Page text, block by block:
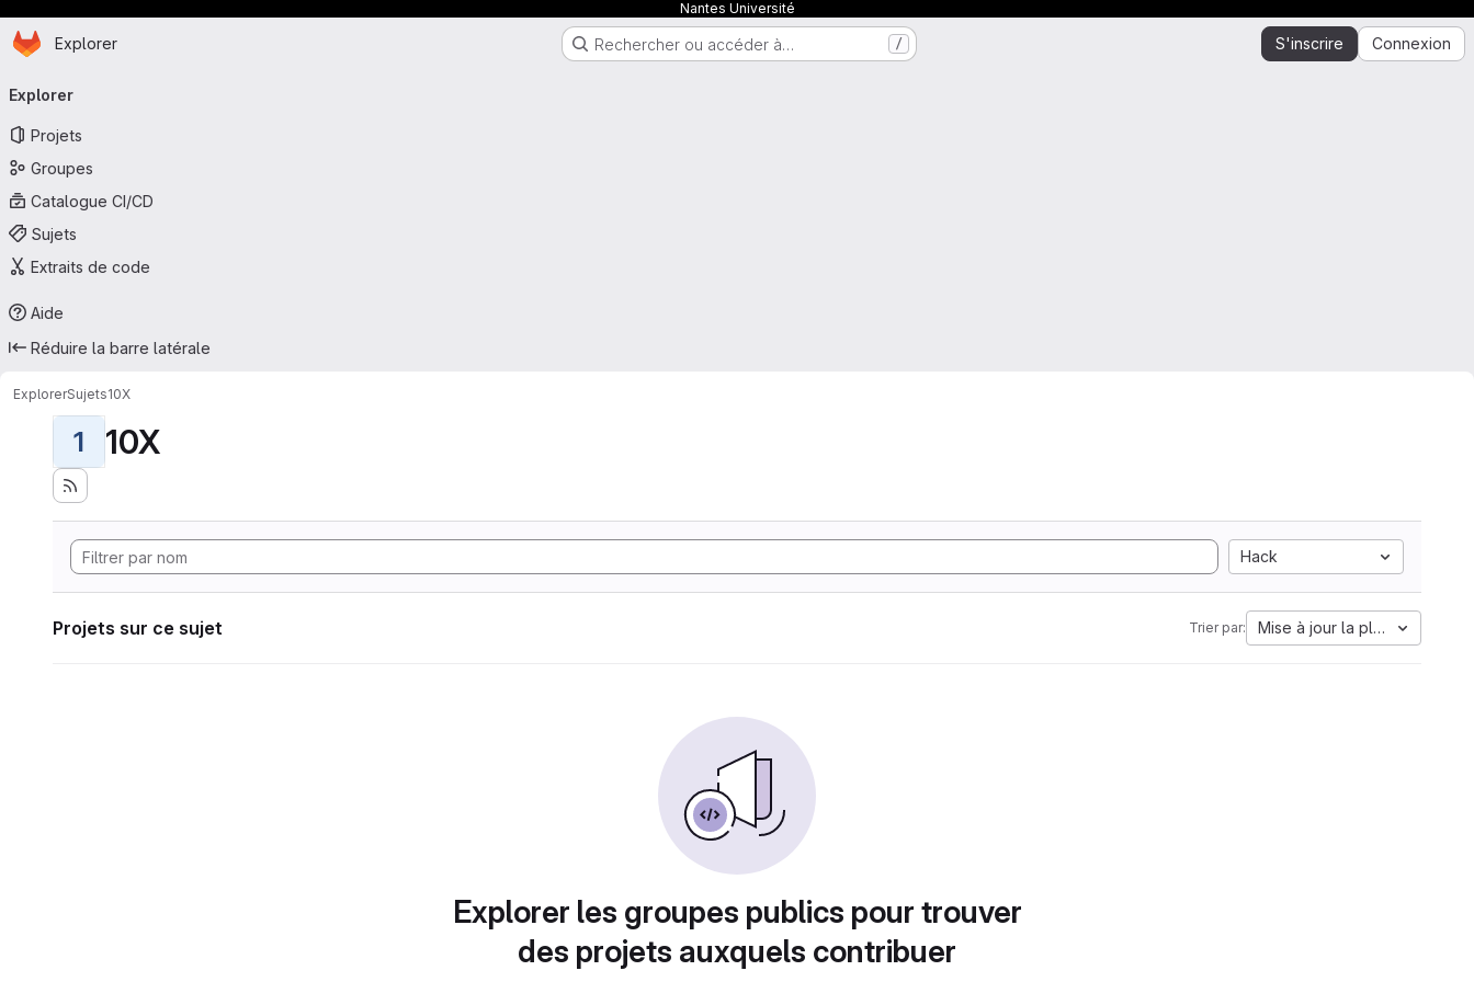
Nantes Université
Passer au contenu principal
Page d'accueil
Explorer Rechercher ou accéder à… / S'inscrire Connexion
principale
Explorer
Projets
Groupes
Catalogue CI/CD
Sujets
Extraits de code
Aide
Réduire la barre latérale
ExplorerSujets10X
1 10X
Hack
Projets sur ce sujet Trier par: Mise à jour la plus ancienne
Explorer les groupes publics pour trouver
des projets auxquels contribuer